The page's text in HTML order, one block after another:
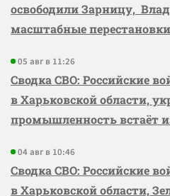
освободили Зарницу,
масштабные
05 авг в 11:26
Сводка СВО: Российские
в Харьковской области,
промышленность встаёт
04 авг в 10:46
Сводка СВО: Российские
в Харьковской области,